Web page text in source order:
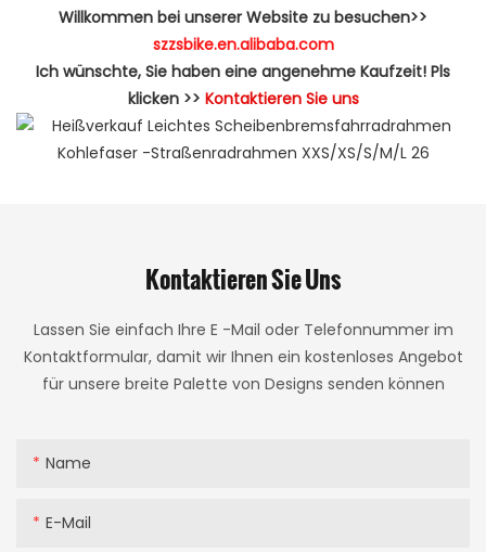
Willkommen bei unserer Website zu besuchen>>
szzsbike.en.alibaba.com
Ich wünschte, Sie haben eine angenehme Kaufzeit! Pls
klicken >> Kontaktieren Sie uns
Kontaktieren Sie Uns
Lassen Sie einfach Ihre E -Mail oder Telefonnummer im
Kontaktformular, damit wir Ihnen ein kostenloses Angebot
für unsere breite Palette von Designs senden können
Name
E-Mail